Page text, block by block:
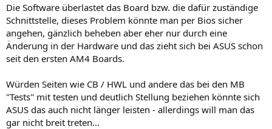
Die Software überlastet das Board bzw. die dafür zuständige
Schnittstelle, dieses Problem könnte man per Bios sicher
angehen, gänzlich beheben aber eher nur durch eine
Änderung in der Hardware und das zieht sich bei ASUS schon
seit den ersten AM4 Boards.
Würden Seiten wie CB / HWL und andere das bei den MB
"Tests" mit testen und deutlich Stellung beziehen könnte sich
ASUS das auch nicht länger leisten - allerdings will man das
gar nicht breit treten...